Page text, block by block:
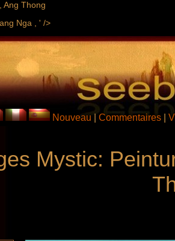
Ang Thong
Nga , ' />
Nouveau Commentaires
Mystic: